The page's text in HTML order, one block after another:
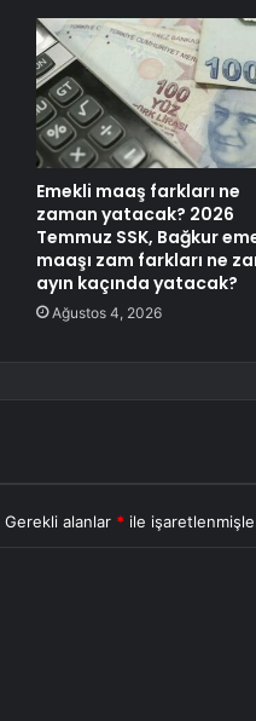
Emekli maaş farkları ne
zaman yatacak? 2026
Temmuz SSK, Bağkur
maaşı zam farkları ne
ayın kaçında yatacak?
Ağustos 4, 2026
Gerekli alanlar * ile